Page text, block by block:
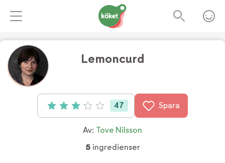
Lemoncurd
Betyg: 3.1 av 5 (47 röster)
47 Spara
Av: Tove Nilsson
5ingredienser